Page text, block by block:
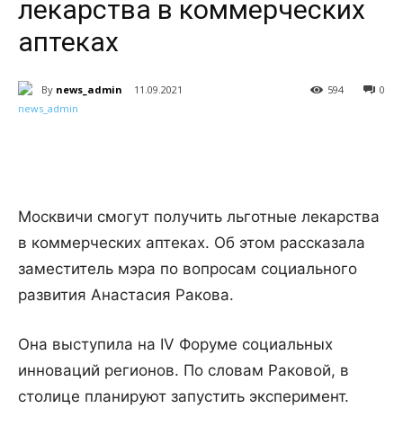
лекарства в коммерческих
аптеках
By news_admin 11.09.2021 0
594
Москвичи смогут получить льготные лекарства
в коммерческих аптеках. Об этом рассказала
заместитель мэра по вопросам социального
развития Анастасия Ракова.
Она выступила на IV Форуме социальных
инноваций регионов. По словам Раковой, в
столице планируют запустить эксперимент.